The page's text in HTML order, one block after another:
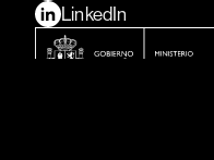
LinkedIn